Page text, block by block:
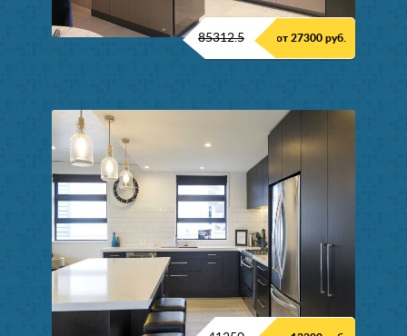
85312.5 от 27300 руб.